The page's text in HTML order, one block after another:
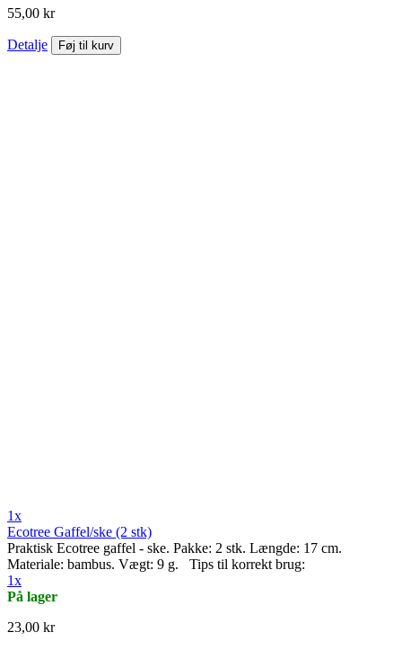
55,00 kr
Detalje Føj til kurv
1x
Ecotree Gaffel/ske (2 stk)
Praktisk Ecotree gaffel - ske. Pakke: 2 stk. Længde: 17 cm.
Materiale: bambus. Vægt: 9 g. Tips til korrekt brug:
1x
På lager
23,00 kr